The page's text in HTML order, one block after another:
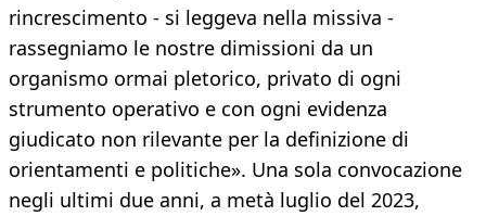
rincrescimento - si leggeva nella missiva -
rassegniamo le nostre dimissioni da un
organismo ormai pletorico, privato di ogni
strumento operativo e con ogni evidenza
giudicato non rilevante per la definizione di
orientamenti e politiche». Una sola convocazione
negli ultimi due anni, a metà luglio del 2023,